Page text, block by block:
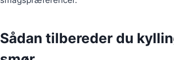
Sådan tilbereder du